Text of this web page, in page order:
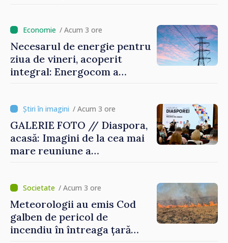
/ Acum 3 ore
Necesarul de energie pentru
ziua de vineri, acoperit
integral: Energocom a
/ Acum 3 ore
GALERIE FOTO // Diaspora,
acasă: Imagini de la cea mai
mare reuniune a
/ Acum 3 ore
Meteorologii au emis Cod
galben de pericol de
incendiu în întreaga țară